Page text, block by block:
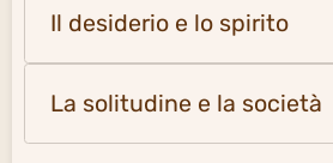
Il desiderio e lo spirito
La solitudine e la società